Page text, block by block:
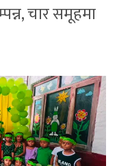
चार समूहमा